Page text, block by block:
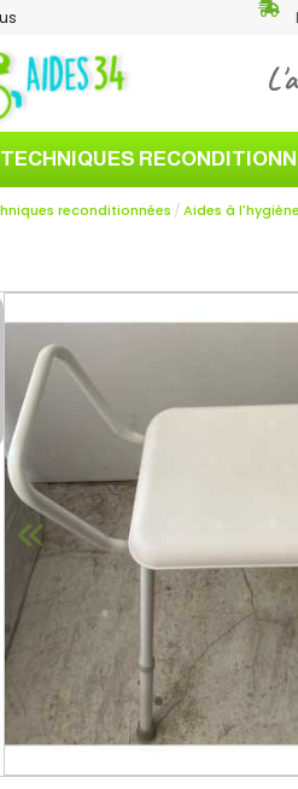
reconditionnées Aides à l'hygiène